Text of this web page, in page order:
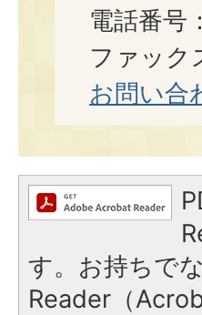
電話番
ファッ
お問い合
す。お持ちで
Reader（